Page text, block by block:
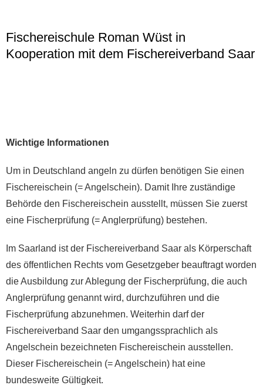
Fischereischule Roman Wüst in
Kooperation mit dem Fischereiverband Saar
Wichtige Informationen
Um in Deutschland angeln zu dürfen benötigen Sie einen
Fischereischein (= Angelschein). Damit Ihre zuständige
Behörde den Fischereischein ausstellt, müssen Sie zuerst
eine Fischerprüfung (= Anglerprüfung) bestehen.
Im Saarland ist der Fischereiverband Saar als Körperschaft
des öffentlichen Rechts vom Gesetzgeber beauftragt worden
die Ausbildung zur Ablegung der Fischerprüfung, die auch
Anglerprüfung genannt wird, durchzuführen und die
Fischerprüfung abzunehmen. Weiterhin darf der
Fischereiverband Saar den umgangssprachlich als
Angelschein bezeichneten Fischereischein ausstellen.
Dieser Fischereischein (= Angelschein) hat eine
bundesweite Gültigkeit.